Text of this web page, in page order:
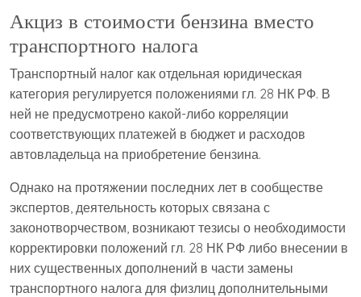
Акциз в стоимости бензина вместо
транспортного налога
Транспортный налог как отдельная юридическая
категория регулируется положениями гл. 28 НК РФ. В
ней не предусмотрено какой-либо корреляции
соответствующих платежей в бюджет и расходов
автовладельца на приобретение бензина.
Однако на протяжении последних лет в сообществе
экспертов, деятельность которых связана с
законотворчеством, возникают тезисы о необходимости
корректировки положений гл. 28 НК РФ либо внесении в
них существенных дополнений в части замены
транспортного налога для физлиц дополнительными